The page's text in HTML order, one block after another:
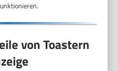
von Toastern